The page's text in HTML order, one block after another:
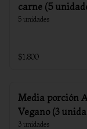
carne (5
5 unidades
$1.800
Media porción
Vegano (3
3 unidades